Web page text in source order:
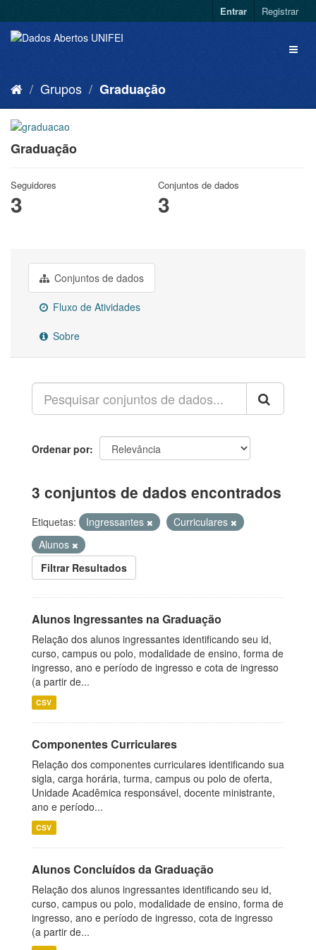
Entrar Registrar
Grupos Graduação
Graduação
Seguidores
3
Conjuntos de dados
3
Conjuntos de dados
Fluxo de Atividades
Sobre
Ordenar por
3 conjuntos de dados encontrados
Etiquetas: Ingressantes
Curriculares
Alunos
Filtrar Resultados
Alunos Ingressantes na Graduação
Relação dos alunos ingressantes identificando seu id,
curso, campus ou polo, modalidade de ensino, forma de
ingresso, ano e período de ingresso e cota de ingresso
(a partir de...
CSV
Componentes Curriculares
Relação dos componentes curriculares identificando sua
sigla, carga horária, turma, campus ou polo de oferta,
Unidade Acadêmica responsável, docente ministrante,
ano e período...
CSV
Alunos Concluídos da Graduação
Relação dos alunos ingressantes identificando seu id,
curso, campus ou polo, modalidade de ensino, forma de
ingresso, ano e período de ingresso, cota de ingresso
(a partir de...